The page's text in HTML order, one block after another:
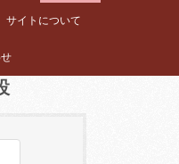
サイトについて